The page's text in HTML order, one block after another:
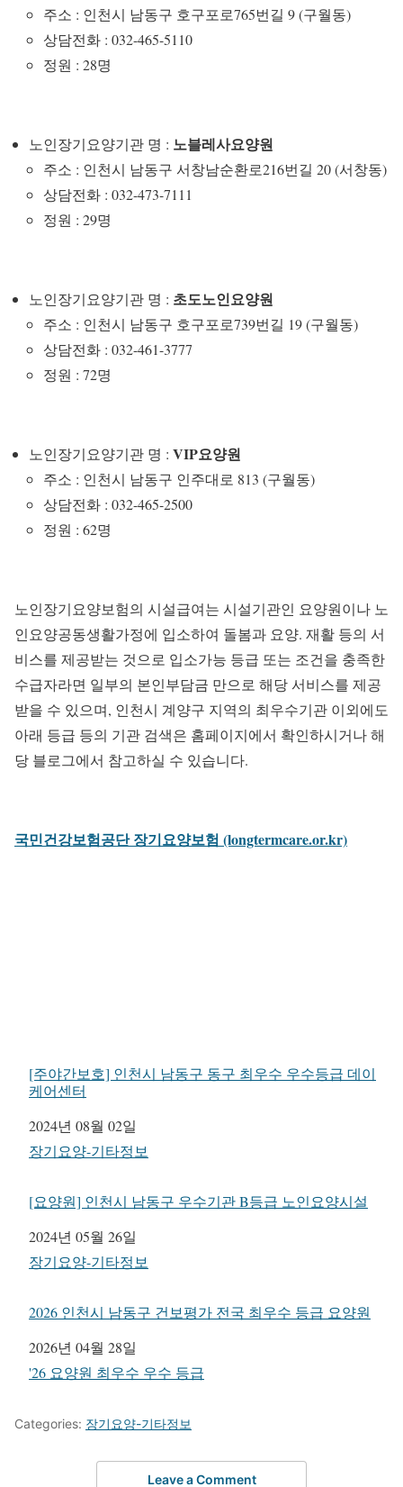
주소 : 인천시 남동구 호구포로765번길 9 (구월동)
상담전화 : 032-465-5110
정원 : 28명
노인장기요양기관 명 : 노블레사요양원
주소 : 인천시 남동구 서창남순환로216번길 20 (서창동)
상담전화 : 032-473-7111
정원 : 29명
노인장기요양기관 명 : 초도노인요양원
주소 : 인천시 남동구 호구포로739번길 19 (구월동)
상담전화 : 032-461-3777
정원 : 72명
노인장기요양기관 명 : VIP요양원
주소 : 인천시 남동구 인주대로 813 (구월동)
상담전화 : 032-465-2500
정원 : 62명
노인장기요양보험의 시설급여는 시설기관인 요양원이나 노
인요양공동생활가정에 입소하여 돌봄과 요양. 재활 등의 서
비스를 제공받는 것으로 입소가능 등급 또는 조건을 충족한
수급자라면 일부의 본인부담금 만으로 해당 서비스를 제공
받을 수 있으며, 인천시 계양구 지역의 최우수기관 이외에도
아래 등급 등의 기관 검색은 홈페이지에서 확인하시거나 해
당 블로그에서 참고하실 수 있습니다.
국민건강보험공단 장기요양보험 (longtermcare.or.kr)
[주야간보호] 인천시 남동구 동구 최우수 우수등급 데이
케어센터
일자
2024년 08월 02일
관련 항목
장기요양-기타정보
[요양원] 인천시 남동구 우수기관 B등급 노인요양시설
일자
2024년 05월 26일
관련 항목
장기요양-기타정보
2026 인천시 남동구 건보평가 전국 최우수 등급 요양원
일자
2026년 04월 28일
관련 항목
'26 요양원 최우수 우수 등급
Categories: 장기요양-기타정보
Leave a Comment